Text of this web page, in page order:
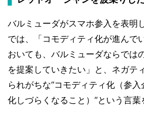
バルミューダがスマホ参入を表明
では、「コモディティ化が進んで
おいても、バルミューダならでは
を提案していきたい」と、ネガテ
られがちな“コモディティ化（参
化しづらくなること）”という言葉